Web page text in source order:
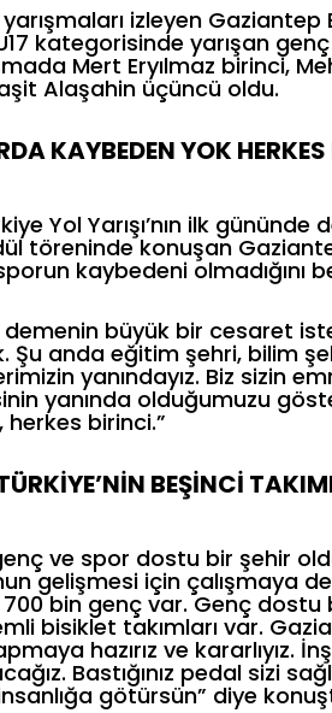
izleyen Gaziantep
kategorisinde yarışan
Mert Eryılmaz birinci,
Alaşahin üçüncü oldu.
KAYBEDEN YOK
Yol Yarışı’nın ilk
töreninde konuşan
kaybedeni olmadığını
demenin büyük bir cesaret
Şu anda eğitim şehri, bilim
yanındayız. Biz sizin
yanında olduğumuzu
birinci.”
BEŞİNCİ
ve spor dostu bir şehir
gelişmesi için çalışmaya
700 bin genç var. Genç
bisiklet takımları var.
hazırız ve kararlıyız.
Bastığınız pedal sizi
götürsün” diye